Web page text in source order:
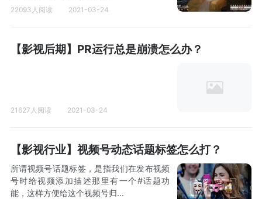
22093人阅读 2021-03-24
【影视后期】PR运行总是崩溃怎么办？
21627人阅读 2021-03-24
【影视行业】视频号动态话题标签怎么打？
所谓视频号话题标签，是指我们在发布视频
号时给视频添加描述那里有一个#话题功
能，这样方便给这个视频号归...